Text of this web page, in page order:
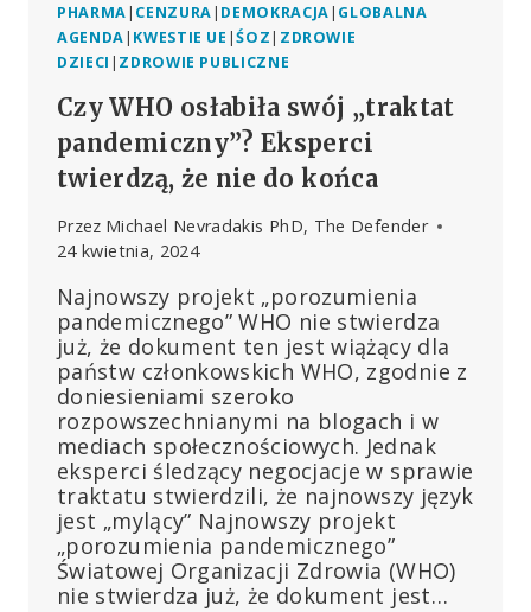
PHARMA| CENZURA| DEMOKRACJA| GLOBALNA
AGENDA| KWESTIE UE |ŚOZ| ZDROWIE
DZIECI | ZDROWIE PUBLICZNE
Czy WHO osłabiła swój „traktat
pandemiczny”? Eksperci
twierdzą, że nie do końca
Przez Michael Nevradakis PhD, The Defender
24 kwietnia, 2024
Najnowszy projekt „porozumienia
pandemicznego” WHO nie stwierdza
już, że dokument ten jest wiążący dla
państw członkowskich WHO, zgodnie z
doniesieniami szeroko
rozpowszechnianymi na blogach i w
mediach społecznościowych. Jednak
eksperci śledzący negocjacje w sprawie
traktatu stwierdzili, że najnowszy język
jest „mylący” Najnowszy projekt
„porozumienia pandemicznego”
Światowej Organizacji Zdrowia (WHO)
nie stwierdza już, że dokument jest…